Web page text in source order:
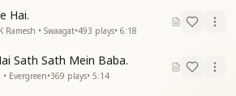
Hai.
• Swaagat•493 plays• 6:18
Sath Sath Mein Baba.
• Evergreen•369 plays• 5:14